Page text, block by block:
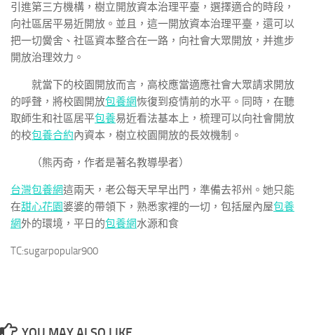
引進第三方機構，樹立開放資本治理平臺，選擇適合的時段，
向社區居平易近開放。並且，這一開放資本治理平臺，還可以
把一切黌舍、社區資本整合在一路，向社會大眾開放，并進步
開放治理效力。
就當下的校園開放而言，高校應當適應社會大眾請求開放
的呼聲，將校園開放包養網恢復到疫情前的水平。同時，在聽
取師生和社區居平包養易近看法基本上，梳理可以向社會開放
的校包養合約內資本，樹立校園開放的長效機制。
（熊丙奇， 作者是著名教導學者）
台灣包養網這兩天，老公每天早早出門，準備去祁州。她只能
在甜心花園婆婆的帶領下，熟悉家裡的一切，包括屋內屋包養
網外的環境，平日的包養網水源和食
TC:sugarpopular900